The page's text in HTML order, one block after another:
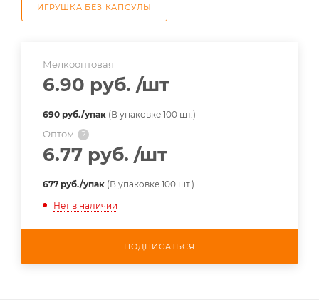
ИГРУШКА БЕЗ КАПСУЛЫ
Мелкооптовая
6.90 руб. /шт
690 руб./упак (В упаковке 100 шт.)
Оптом ?
6.77 руб. /шт
677 руб./упак (В упаковке 100 шт.)
Нет в наличии
ПОДПИСАТЬСЯ